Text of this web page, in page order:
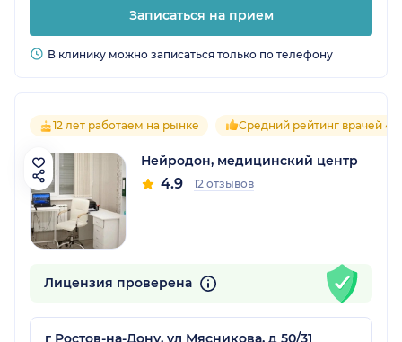
Записаться на прием
В клинику можно записаться только по телефону
12 лет работаем на рынке Средний рейтинг врачей 4.9
Нейродон, медицинский центр
4.9 12 отзывов
Лицензия проверена
г Ростов-на-Дону, ул Мясникова, д 50/31